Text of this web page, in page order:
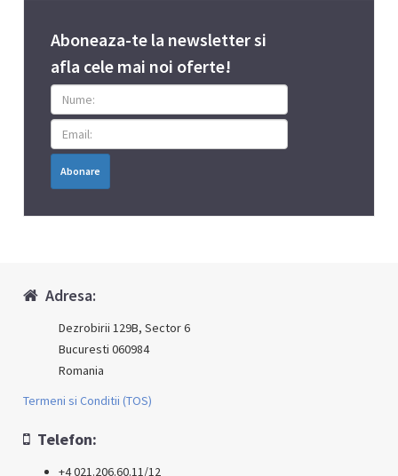
Aboneaza-te la newsletter si
afla cele mai noi oferte!
Abonare
Adresa:
Dezrobirii 129B, Sector 6
Bucuresti 060984
Romania
Termeni si Conditii (TOS)
Telefon:
+4 021.206.60.11/12